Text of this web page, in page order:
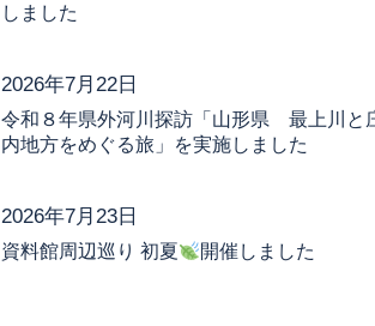
しました
2026年7月22日
令和８年県外河川探訪「山形県 最上川と
内地方をめぐる旅」を実施しました
2026年7月23日
資料館周辺巡り 初夏 開催しました